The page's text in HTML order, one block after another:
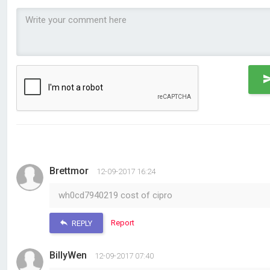
Brettmor 12-09-2017 16:24
wh0cd7940219 cost of cipro
REPLY Report
BillyWen 12-09-2017 07:40